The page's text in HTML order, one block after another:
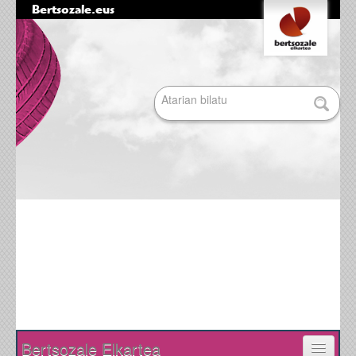
Bertsozale.eus
Edukira
salto
egin
|
Salto
egin
nabigazioara
pertsonalak
Bilatu atarian
Nabigazioa
Bertsozale Elkartea